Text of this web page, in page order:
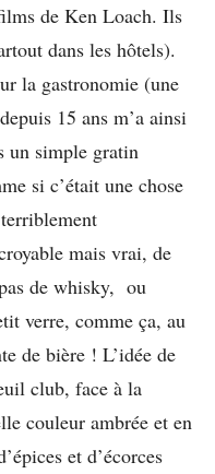
de Ken Loach. Ils
dans les hôtels).
la gastronomie (une
15 ans m’a ainsi
un simple gratin
si c’était une chose
mais vrai, de
de whisky, ou
verre, comme ça, au
de bière ! L’idée de
club, face à la
couleur ambrée et en
et d’écorces